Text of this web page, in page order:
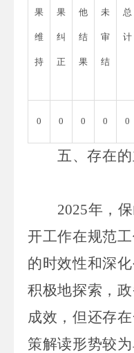
果
维
持
果
纠
正
他
结
果
未
审
结
总
计
0 0 0 0 0
五、存在
2025年，
开工作在规范
的时效性和深
积极地探索，
成效，但还存
策解读形势较